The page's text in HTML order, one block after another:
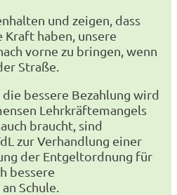
und zeigen, dass
haben, unsere
vorne zu bringen, wenn
Straße.
bessere Bezahlung wird
Lehrkräftemangels
braucht, sind
zur Verhandlung einer
der Entgeltordnung für
bessere
Schule.